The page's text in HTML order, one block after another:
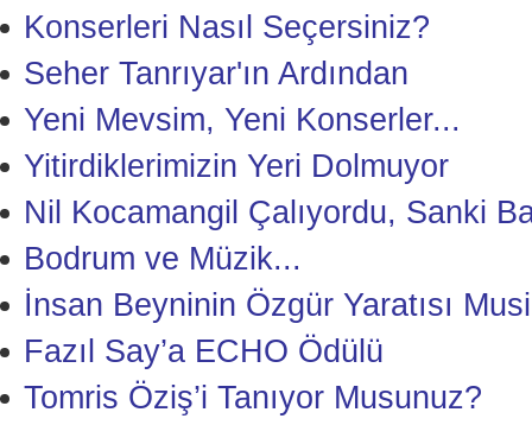
Konserleri Nasıl Seçersiniz?
Seher Tanrıyar'ın Ardından
Yeni Mevsim, Yeni Konserler...
Yitirdiklerimizin Yeri Dolmuyor
Nil Kocamangil Çalıyordu, Sanki
Bodrum ve Müzik...
İnsan Beyninin Özgür Yaratısı
Fazıl Say’a ECHO Ödülü
Tomris Öziş’i Tanıyor Musunuz?